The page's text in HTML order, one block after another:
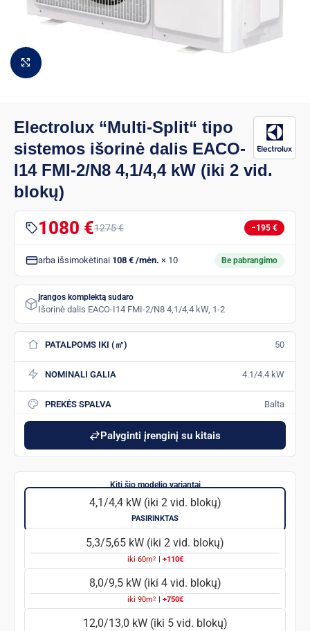
Padidinti vaizdą
Electrolux “Multi-Split“ tipo
sistemos išorinė dalis EACO-
I14 FMI-2/N8 4,1/4,4 kW (iki 2 vid.
blokų)
1080 €1275 € −195 €
arba išsimokėtinai 108 € /mėn. × 10 Be pabrangimo
Įrangos komplektą sudaro
Išorinė dalis EACO-I14 FMI-2/N8 4,1/4,4 kW, 1-2
PATALPOMS IKI (㎡) 50
NOMINALI GALIA 4.1/4.4 kW
PREKĖS SPALVA Balta
Palyginti įrenginį su kitais
4,1/4,4 kW (iki 2 vid. blokų)
PASIRINKTAS
5,3/5,65 kW (iki 2 vid. blokų)
iki 60m2 +110€
8,0/9,5 kW (iki 4 vid. blokų)
iki 90m2 +750€
12,0/13,0 kW (iki 5 vid. blokų)